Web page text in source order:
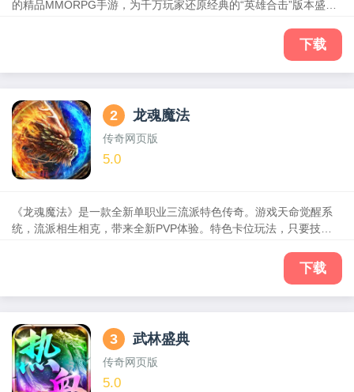
的精品MMORPG手游，为千万玩家还原经典的“英雄合击”版本盛
现三大职业六大合击。在玩法设计上，以“升级、爆装、攻沙”三大传
奇经典玩法为核心，同时增加英雄试炼、拍卖商行、装备回收、光
环守护等多种精彩玩法。英雄赞歌奏响，兄弟等你回归！
下载
2 龙魂魔法
传奇网页版
5.0
《龙魂魔法》是一款全新单职业三流派特色传奇。游戏天命觉醒系
统，流派相生相克，带来全新PVP体验。特色卡位玩法，只要技术
下载
3 武林盛典
传奇网页版
5.0